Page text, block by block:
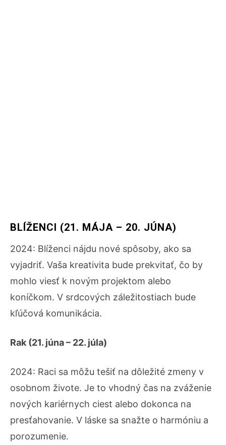
BLÍŽENCI (21. MÁJA – 20. JÚNA)
2024: Blíženci nájdu nové spôsoby, ako sa
vyjadriť. Vaša kreativita bude prekvitať, čo by
mohlo viesť k novým projektom alebo
koníčkom. V srdcových záležitostiach bude
kľúčová komunikácia.
Rak (21. júna – 22. júla)
2024: Raci sa môžu tešiť na dôležité zmeny v
osobnom živote. Je to vhodný čas na zváženie
nových kariérnych ciest alebo dokonca na
presťahovanie. V láske sa snažte o harmóniu a
porozumenie.